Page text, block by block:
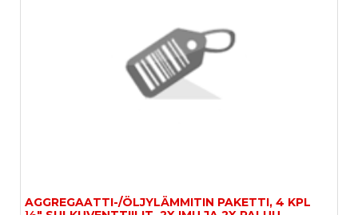
AGGREGAATTI-/ÖLJYLÄMMITIN PAKETTI, 4 KPL